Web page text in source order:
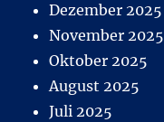
Dezember 2025
November 2025
Oktober 2025
August 2025
Juli 2025